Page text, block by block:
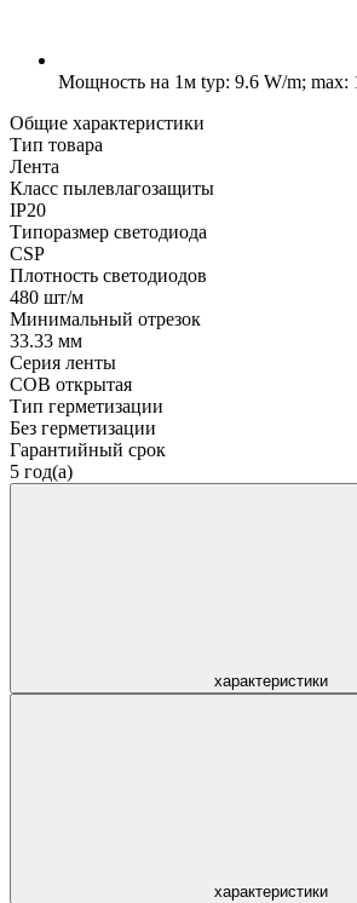
Мощность на 1м typ: 9.6 W/m; max:
Общие характеристики
Тип товара
Лента
Класс пылевлагозащиты
IP20
Типоразмер светодиода
CSP
Плотность светодиодов
480 шт/м
Минимальный отрезок
33.33 мм
Серия ленты
COB открытая
Тип герметизации
Без герметизации
Гарантийный срок
5 год(а)
характеристики
характеристики